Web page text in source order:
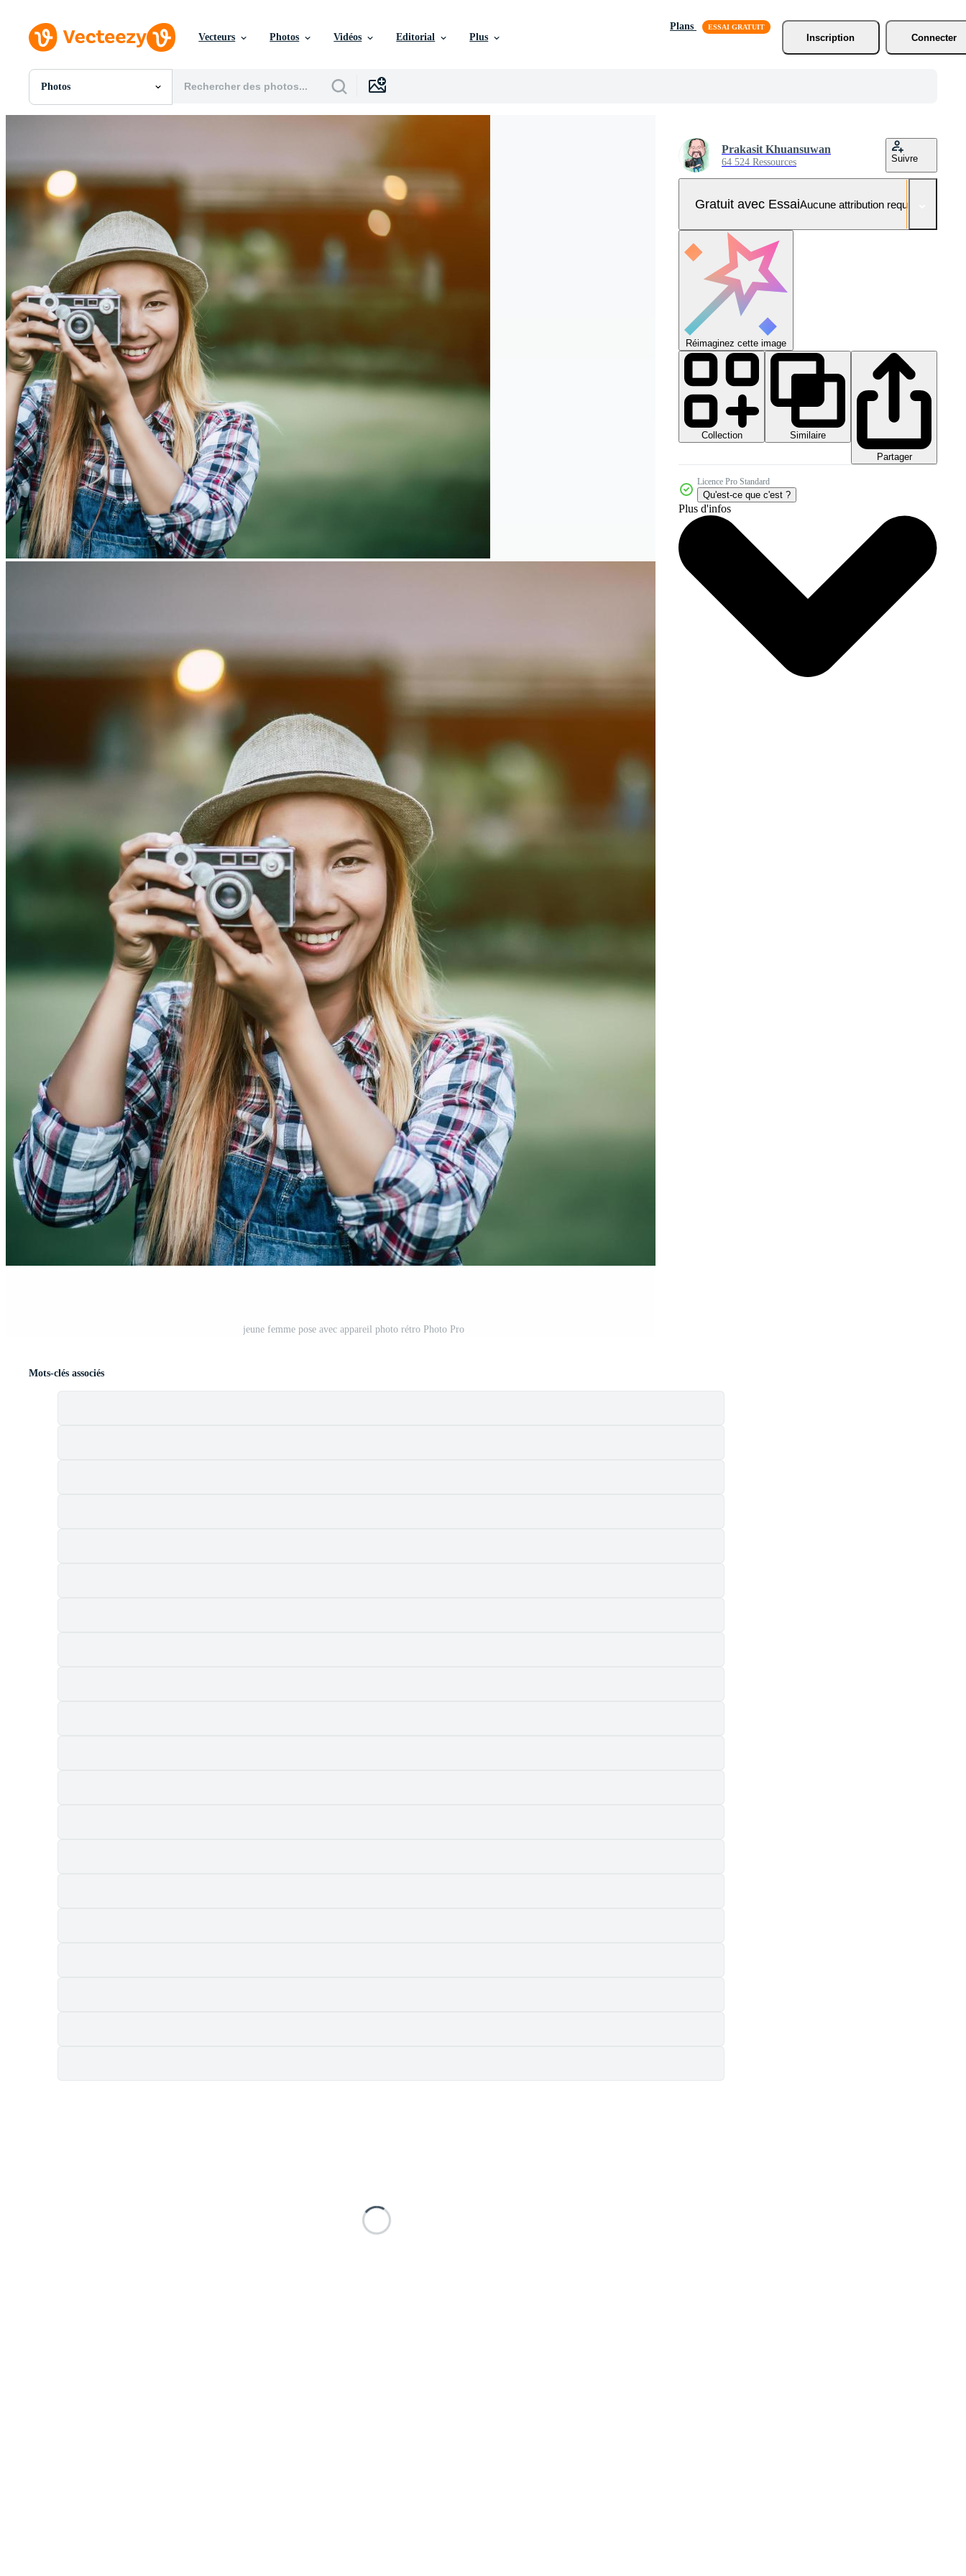
Vecteurs Photos Vidéos Editorial Plus
Plans
Inscription
Connecter
Photos
Toutes Images
SVGs
Modèles
Vecteurs
Vidéos
Motion graphics
Images Éditoriales
Événements Éditoriaux
jeune femme pose avec appareil photo rétro Photo Pro
Prakasit Khuansuwan
64 524 Ressources Suivre
Gratuit avec EssaiAucune attribution requise
Réimaginez cette image
Collection
Similaire
Partager
Licence Pro Standard
Qu'est-ce que c'est ?
Plus d'infos
Mots-clés associés